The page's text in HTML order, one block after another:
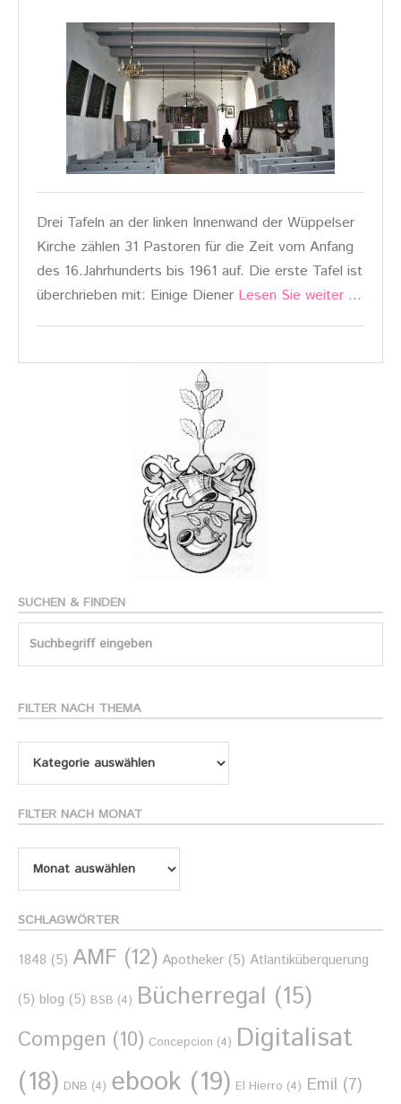
Drei Tafeln an der linken Innenwand der Wüppelser
Kirche zählen 31 Pastoren für die Zeit vom Anfang
des 16.Jahrhunderts bis 1961 auf. Die erste Tafel ist
überchrieben mit: Einige Diener Lesen Sie weiter …
SUCHEN & FINDEN
Search
FILTER NACH THEMA
Filter
FILTER NACH MONAT
Filter
nach
Monat
SCHLAGWÖRTER
1848 (5) AMF (12) Apotheker (5) Atlantiküberquerung
(5) blog (5) BSB (4) Bücherregal (15)
Compgen (10) Concepcion (4) Digitalisat
(18) DNB (4) ebook (19) El Hierro (4) Emil (7)